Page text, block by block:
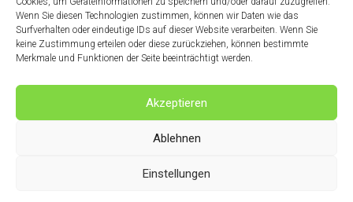
Wenn Sie diesen Technologien zustimmen, können wir Daten wie das
Surfverhalten oder eindeutige IDs auf dieser Website verarbeiten. Wenn Sie
keine Zustimmung erteilen oder diese zurückziehen, können bestimmte
Merkmale und Funktionen der Seite beeinträchtigt werden.
Akzeptieren
Ablehnen
Einstellungen
Unsere regionalen Partner
Nationalpark Hunsrück-Hochwald